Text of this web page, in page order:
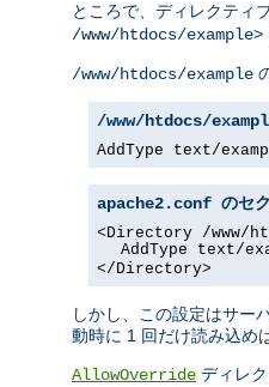
ところで、ディレクティ
/www/htdocs/example>
/www/htdocs/example
/www/htdocs/
AddType text/
apache2.conf のセ
<Directory /www/
AddType text/
</Directory>
しかし、この設定はサー
動時に 1 回だけ読み込め
AllowOverride ディレ